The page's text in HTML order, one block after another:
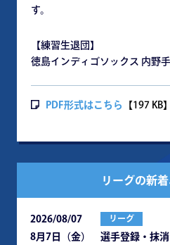
す。
【練習生退団】
徳島インディゴソックス 内野
PDF形式はこちら 【197 KB】
リーグの新
2026/08/07 リーグ
8月7日（金） 選手登録・抹